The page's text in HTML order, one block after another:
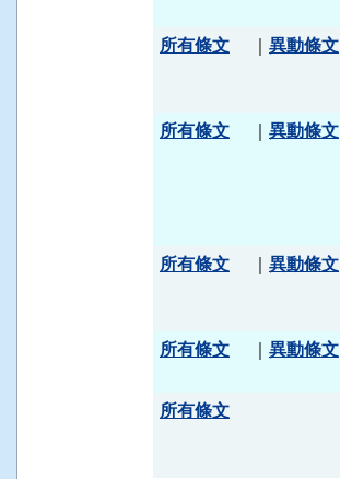
所有條文 異動條文
所有條文
異動條文
所有條文 異動條文
所有條文
異動條文
所有條文